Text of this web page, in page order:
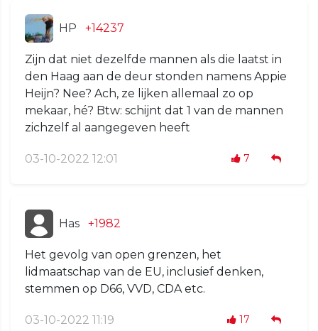
HP +14237
Zijn dat niet dezelfde mannen als die laatst in
den Haag aan de deur stonden namens Appie
Heijn? Nee? Ach, ze lijken allemaal zo op
mekaar, hé? Btw: schijnt dat 1 van de mannen
zichzelf al aangegeven heeft
03-10-2022 12:01 7
Has +1982
Het gevolg van open grenzen, het
lidmaatschap van de EU, inclusief denken,
stemmen op D66, VVD, CDA etc.
03-10-2022 11:19 17